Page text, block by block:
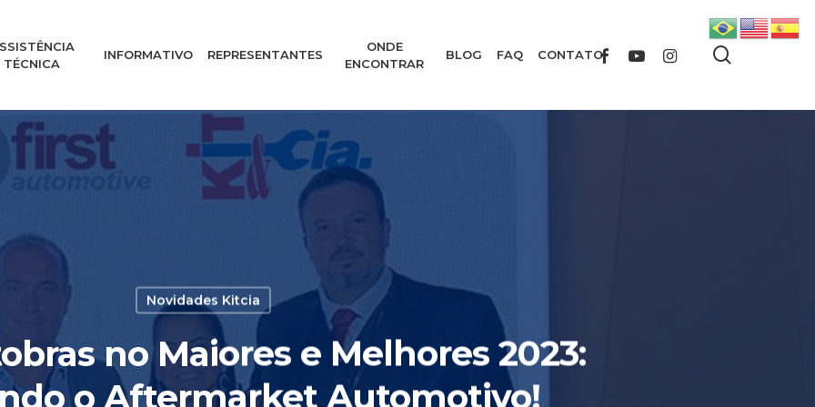
TÉCNICA
INFORMATIVO REPRESENTANTES
ONDE
ENCONTRAR
BLOG FAQ CONTATOFACEBOOKYOUTUBEINSTAGRAM
Novidades Kitcia
no Maiores e Melhores 2023:
o Aftermarket Automotivo!